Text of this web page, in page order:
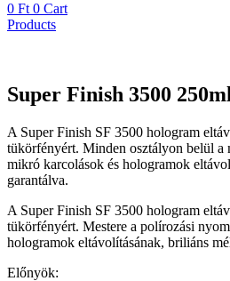
0 Ft 0 Cart
Products
Super Finish 3500 250ml
A Super Finish SF 3500 hologram
tükörfényért. Minden osztályon belül a
mikró karcolások és hologramok
garantálva.
A Super Finish SF 3500 hologram
tükörfényért. Mestere a polírozási
hologramok eltávolításának, briliáns
Előnyök: